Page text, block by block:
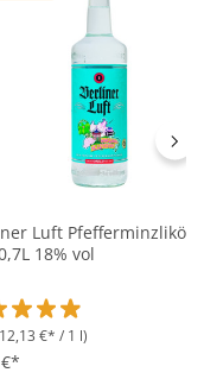
5 Sternen
Luft Pfefferminzlikör
18% vol
€* / 1 l)